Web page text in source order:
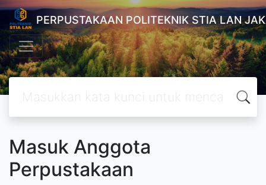
PERPUSTAKAAN POLITEKNIK STIA LAN
Masuk Anggota
Perpustakaan